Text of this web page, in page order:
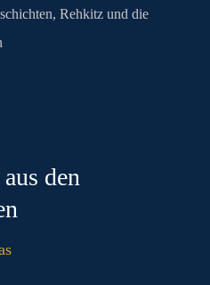
, Rehkitz und die
den